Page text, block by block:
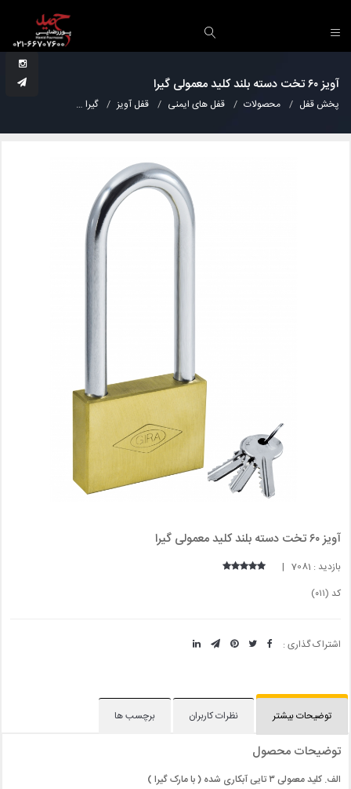
آویز ۶۰ تخت دسته بلند کلید معمولی گیرا
پخش قفل محصولات قفل های ایمنی قفل آویز گیرا
آویز ۶۰ تخت دسته بلند کلید معمولی گیرا
بازدید : 7081 |
کد (۰۱۱)
اشتراک گذاری :
توضیحات بیشتر نظرات کاربران برچسب ها
توضیحات محصول
الف. کلید معمولی ۳ تایی آبکاری شده ( با مارک گیرا )